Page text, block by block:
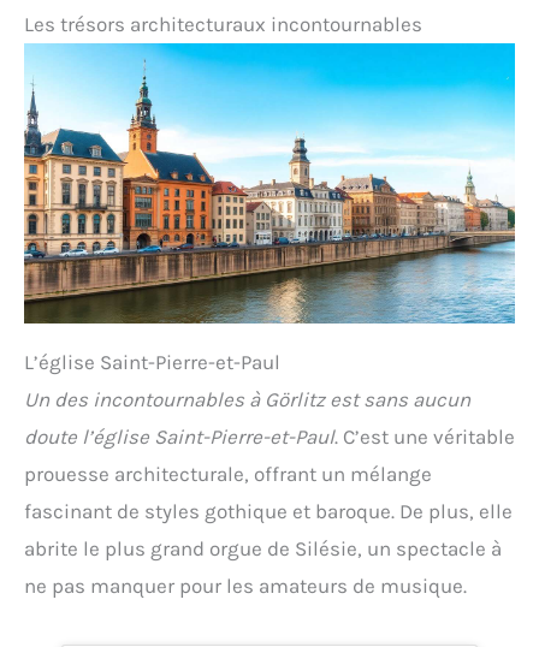
Les trésors architecturaux incontournables
L’église Saint-Pierre-et-Paul
Un des incontournables à Görlitz est sans aucun
doute l’église Saint-Pierre-et-Paul. C’est une véritable
prouesse architecturale, offrant un mélange
fascinant de styles gothique et baroque. De plus, elle
abrite le plus grand orgue de Silésie, un spectacle à
ne pas manquer pour les amateurs de musique.